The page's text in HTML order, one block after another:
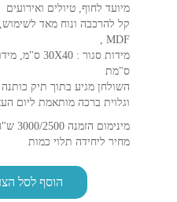
מיועד לחוף, טיולים ואירועים
קל להרכבה ונוח מאד לשימוש,
MDF ,
ס"מת
השולחן מגיע בתוך תיק כותנה
וגלוית ברכה מותאמת ליום
מינימום הזמנה 3000/2500 ש"ח לא כולל מע"מ
מחיר ליחידה תלוי כמות
הוסף לסל